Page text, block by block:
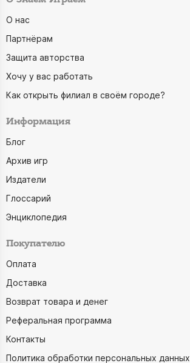
О нас
Партнёрам
Защита авторства
Хочу у вас работать
Как открыть филиал в своём городе?
Информация
Блог
Архив игр
Издатели
Глоссарий
Энциклопедия
Покупателю
Оплата
Доставка
Возврат товара и денег
Реферальная программа
Контакты
Политика обработки персональных данных